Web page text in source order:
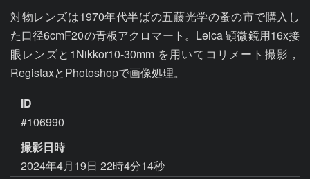
対物レンズは1970年代半ばの五藤光学の蚤の市で購入し
た口径6cmF20の青板アクロマート。Leica 顕微鏡用16x接
眼レンズと1Nikkor10-30mm を用いてコリメート撮影，
RegistaxとPhotoshopで画像処理。
ID
#106990
撮影日時
2024年4月19日 22時4分14秒